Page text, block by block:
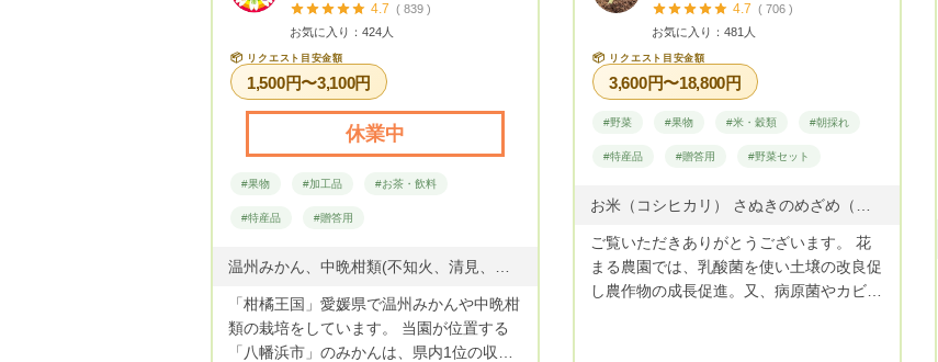
4.7 ( 839 )
お気に入り：424人
📦 リクエスト目安金額
1,500円〜3,100円
休業中
#果物 #加工品 #お茶・飲料
#特産品 #贈答用
「柑橘王国」愛媛県で温州みかんや中晩柑
類の栽培をしています。 当園が位置する
「八幡浜市」のみかんは、県内1位の収穫
4.7 ( 706 )
お気に入り：481人
📦 リクエスト目安金額
3,600円〜18,800円
#野菜 #果物 #米・穀類 #朝採れ
#特産品 #贈答用 #野菜セット
ご覧いただきありがとうございます。 花
まる農園では、乳酸菌を使い土壌の改良促
し農作物の成長促進。又、病原菌やカビの